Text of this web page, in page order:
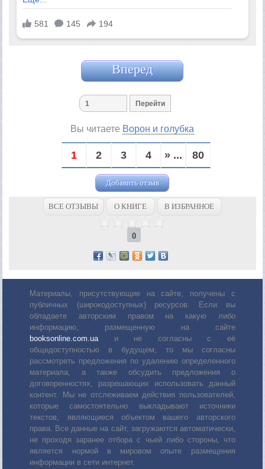
Вперед
Вы читаете Ворон и голубка
1 2 3 4 » ... 80
Добавить отзыв
ВСЕ ОТЗЫВЫ О КНИГЕ В ИЗБРАННОЕ
0
Материалы, присутствующие на сайте, получены с
публичных (широкодоступных) ресурсов. Если вы
обладаете авторским правом на какую либо
информацию, размещенную на сайте
booksonline.com.uaи не согласны с её
общедоступностью в будущем, то мы согласны
рассмотреть предложения по удалению определенного
материала, а также обсудить предложения о
договоренностях, разрешающих использовать данный
контент. Мы не отслеживаем действия пользователей,
которые самостоятельно выкладывают источники
текстов, являющиеся объектом вашего авторского
права. Все данные на сайт, загружаются автоматически,
не проходя заранее отбора с чьей либо стороны, что
является нормой в мировом опыте размещения
информации в сети интернет.